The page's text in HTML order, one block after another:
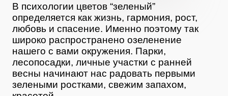
В психологии цветов “зеленый”
определяется как жизнь, гармония, рост,
любовь и спасение. Именно поэтому так
широко распространено озеленение
нашего с вами окружения. Парки,
лесопосадки, личные участки с ранней
весны начинают нас радовать первыми
зелеными ростками, свежим запахом,